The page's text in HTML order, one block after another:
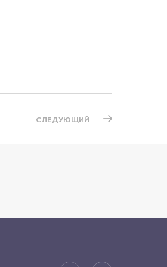
СЛЕДУЮЩИЙ